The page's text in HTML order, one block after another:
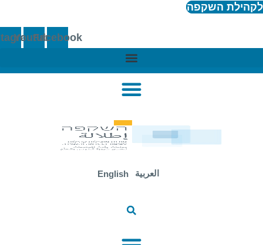
השקפה
Facebook
Youtube
Instagram
العربية English